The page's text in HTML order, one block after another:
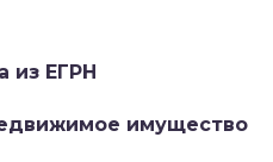
из ЕГРН
имущество